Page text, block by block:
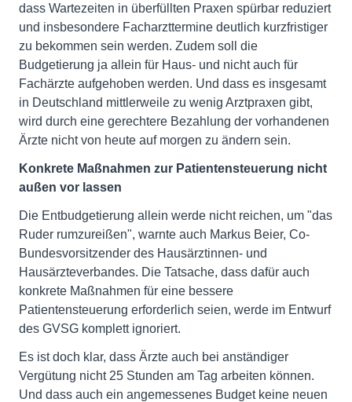
dass Wartezeiten in überfüllten Praxen spürbar reduziert
und insbesondere Facharzttermine deutlich kurzfristiger
zu bekommen sein werden. Zudem soll die
Budgetierung ja allein für Haus- und nicht auch für
Fachärzte aufgehoben werden. Und dass es insgesamt
in Deutschland mittlerweile zu wenig Arztpraxen gibt,
wird durch eine gerechtere Bezahlung der vorhandenen
Ärzte nicht von heute auf morgen zu ändern sein.
Konkrete Maßnahmen zur Patientensteuerung nicht
außen vor lassen
Die Entbudgetierung allein werde nicht reichen, um "das
Ruder rumzureißen", warnte auch Markus Beier, Co-
Bundesvorsitzender des Hausärztinnen- und
Hausärzteverbandes. Die Tatsache, dass dafür auch
konkrete Maßnahmen für eine bessere
Patientensteuerung erforderlich seien, werde im Entwurf
des GVSG komplett ignoriert.
Es ist doch klar, dass Ärzte auch bei anständiger
Vergütung nicht 25 Stunden am Tag arbeiten können.
Und dass auch ein angemessenes Budget keine neuen